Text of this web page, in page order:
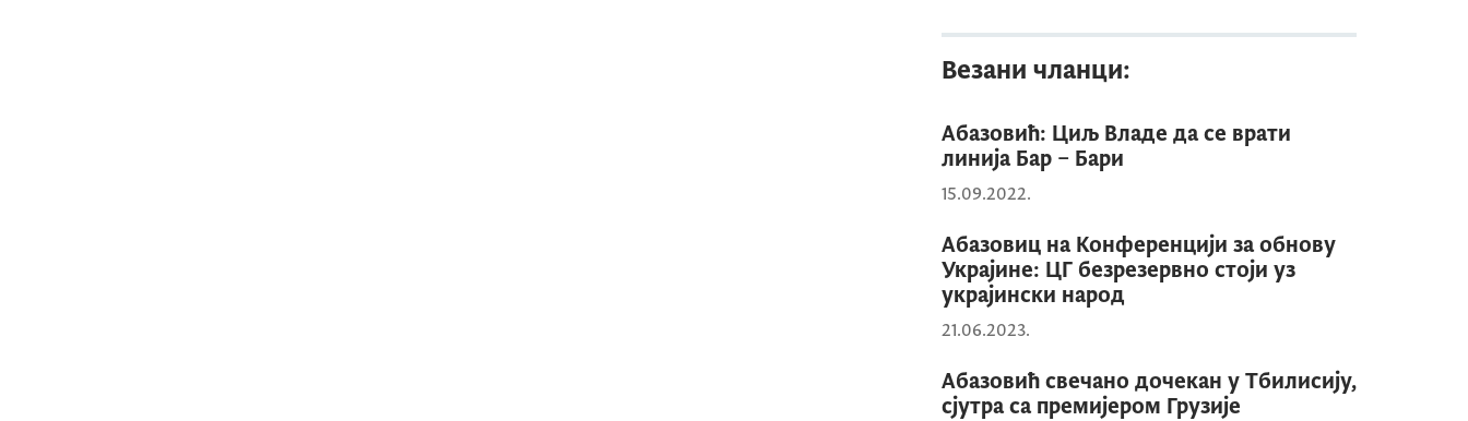
Везани чланци:
Абазовић: Циљ Владе да се врати
линија Бар – Бари
15.09.2022.
Абазовиц на Конференцији за обнову
Украјине: ЦГ безрезервно стоји уз
украјински народ
21.06.2023.
Абазовић свечано дочекан у Тбилисију,
сјутра са премијером Грузије